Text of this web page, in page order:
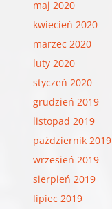
maj 2020
kwiecień 2020
marzec 2020
luty 2020
styczeń 2020
grudzień 2019
listopad 2019
październik 2019
wrzesień 2019
sierpień 2019
lipiec 2019